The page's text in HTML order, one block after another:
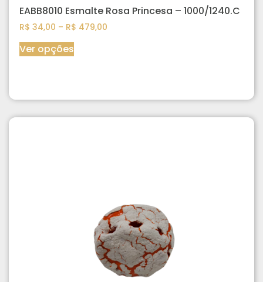
EABB8010 Esmalte Rosa Princesa – 1000/1240.C
R$ 34,00 – R$ 479,00
Ver opções